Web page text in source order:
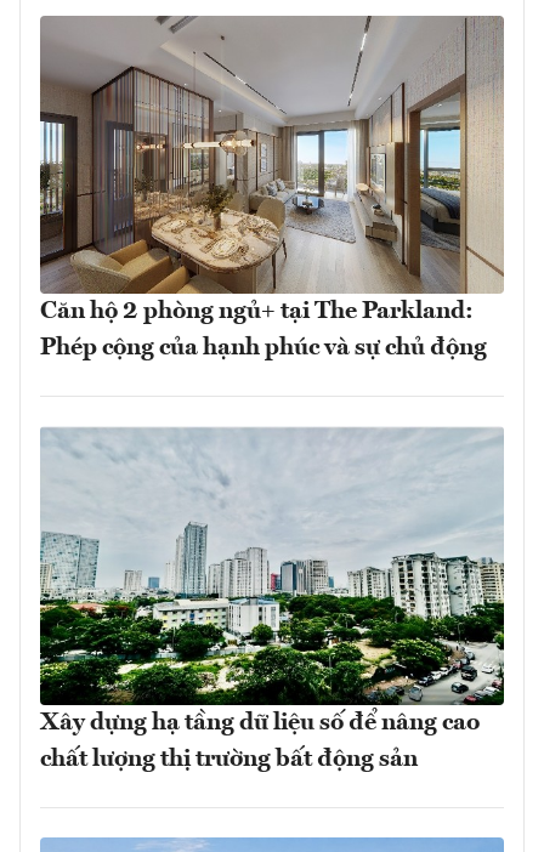
Căn hộ 2 phòng ngủ+ tại The Parkland:
Phép cộng của hạnh phúc và sự chủ động
Xây dựng hạ tầng dữ liệu số để nâng cao
chất lượng thị trường bất động sản